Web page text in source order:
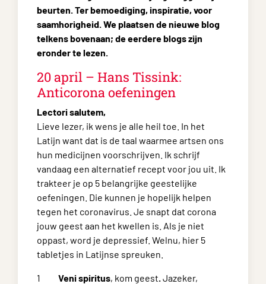
beurten. Ter bemoediging, inspiratie, voor
saamhorigheid. We plaatsen de nieuwe blog
telkens bovenaan; de eerdere blogs zijn
eronder te lezen.
20 april – Hans Tissink:
Anticorona oefeningen
Lectori salutem,
Lieve lezer, ik wens je alle heil toe. In het
Latijn want dat is de taal waarmee artsen ons
hun medicijnen voorschrijven. Ik schrijf
vandaag een alternatief recept voor jou uit. Ik
trakteer je op 5 belangrijke geestelijke
oefeningen. Die kunnen je hopelijk helpen
tegen het coronavirus. Je snapt dat corona
jouw geest aan het kwellen is. Als je niet
oppast, word je depressief. Welnu, hier 5
tabletjes in Latijnse spreuken.
1 Veni spiritus, kom geest.Jazeker,